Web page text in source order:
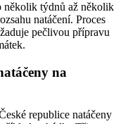
několik týdnů až několik
natáčení. Proces
pečlivou přípravu
na
republice natáčeny